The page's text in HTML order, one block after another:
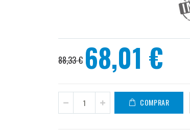
88,33 €
Precio
especial
68,01 €
COMPRAR